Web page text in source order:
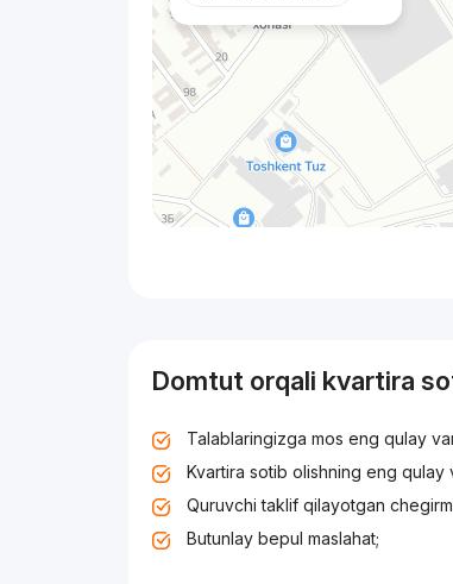
Domtut orqali kvartira
Talablaringizga mos eng qulay
Kvartira sotib olishning eng qulay
Quruvchi taklif qilayotgan
Butunlay bepul maslahat;